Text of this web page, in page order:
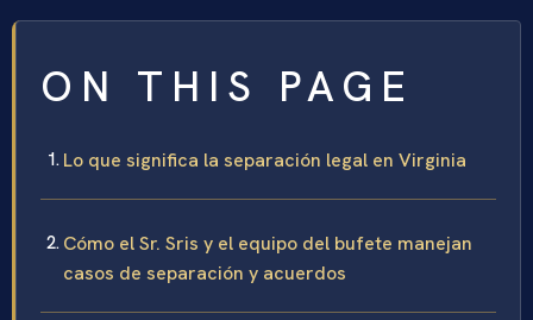
ON THIS PAGE
Lo que significa la separación legal en Virginia
Cómo el Sr. Sris y el equipo del bufete manejan
casos de separación y acuerdos